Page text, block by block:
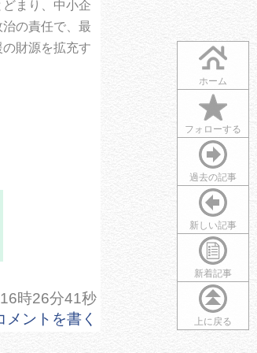
ホーム
フォローする
過去の記事
新しい記事
新着記事
上に戻る
まり、中小企
の責任で、最
財源を拡充す
時26分41秒
メントを書く